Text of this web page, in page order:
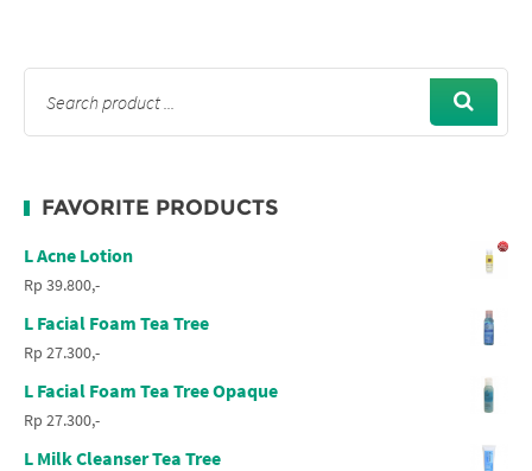
FAVORITE PRODUCTS
L Acne Lotion
Rp 39.800,-
L Facial Foam Tea Tree
Rp 27.300,-
L Facial Foam Tea Tree Opaque
Rp 27.300,-
L Milk Cleanser Tea Tree